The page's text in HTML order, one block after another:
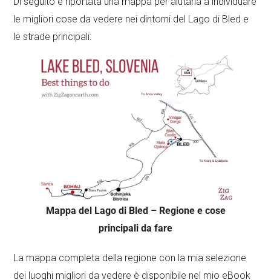
le migliori cose da vedere nei dintorni del Lago di Bled e
le strade principali:
Mappa del Lago di Bled – Regione e cose
principali da fare
La mappa completa della regione con la mia selezione
dei luoghi migliori da vedere è disponibile nel mio eBook